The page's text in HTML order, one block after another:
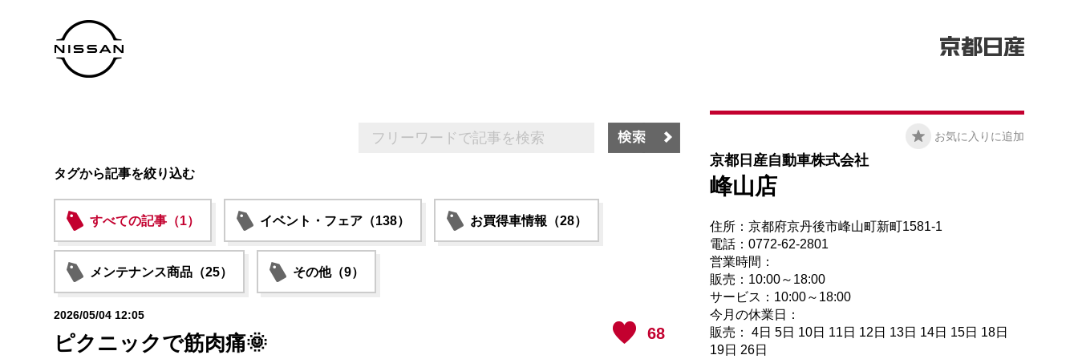
タグから記事を絞り込む
すべての記事（1） イベント・フェア（138） お買得車情報（28）
メンテナンス商品（25） その他（9）
68
2026/05/04 12:05
ピクニックで筋肉痛🌞
お気に入りに追加
京都日産自動車株式会社
峰山店
住所：京都府京丹後市峰山町新町1581-1
電話：0772-62-2801
営業時間：
販売：10:00～18:00
サービス：10:00～18:00
今月の休業日：
販売： 4日 5日 10日 11日 12日 13日 14日 15日 18日
19日 26日